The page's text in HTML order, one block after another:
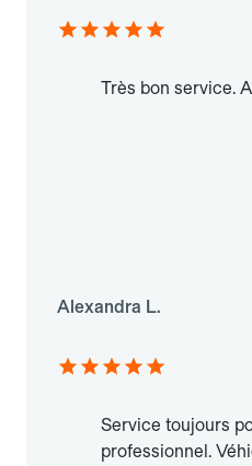
Très bon service.
Alexandra L.
Service toujours
professionnel.